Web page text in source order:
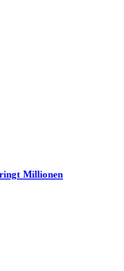
Millionen